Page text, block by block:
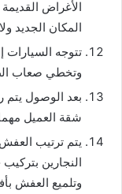
الأغراض
المكان الجديد
تتوجه السيارات
وتخطي صعاب
بعد الوصول يتم
شقة العميل
يتم ترتيب
النجارين
وتلميع العفش